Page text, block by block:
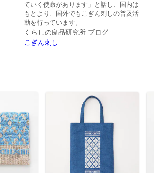
ていく使命があります」と話し、国内は
もとより、国外でもこぎん刺しの普及活
動を行っています。
くらしの良品研究所 ブログ
こぎん刺し